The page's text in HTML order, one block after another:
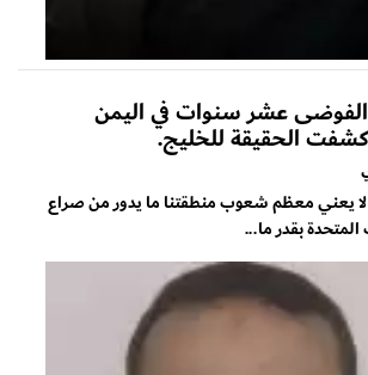
الفوضى عشر سنوات في اليمن
الحقيقة للخليج.
يعني معظم شعوب منطقتنا ما يدور من صراع
المتحدة بقدر ما...